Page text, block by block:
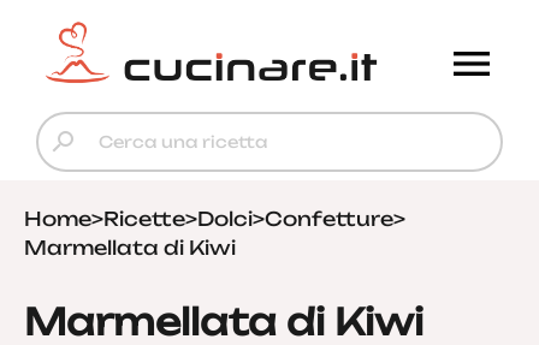
Home>Ricette>Dolci>Confetture>
Marmellata di Kiwi
Marmellata di Kiwi